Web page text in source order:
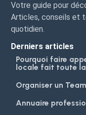
Votre guide pour
Articles, conseils et
quotidien.
Derniers articles
Pourquoi faire
locale fait toute
Organiser un
Annuaire